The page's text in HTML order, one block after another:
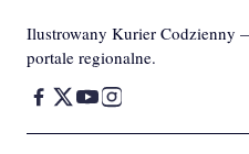
Ilustrowany Kurier Codzienny
portale regionalne.